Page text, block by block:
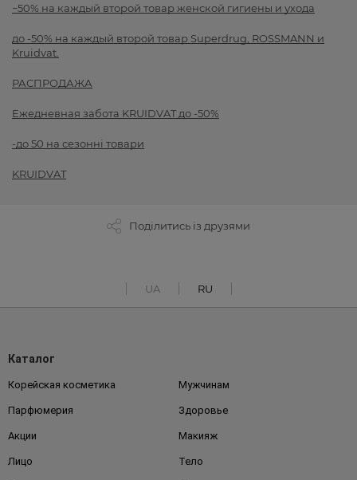
−50% на каждый второй товар женской гигиены и ухода
до -50% на каждый второй товар Superdrug, ROSSMANN и
Kruidvat.
РАСПРОДАЖА
Ежедневная забота KRUIDVAT до -50%
-до 50 на сезонні товари
KRUIDVAT
Поділитись із друзями
UA RU
Каталог
Корейская косметика Мужчинам
Парфюмерия Здоровье
Акции Макияж
Лицо Тело